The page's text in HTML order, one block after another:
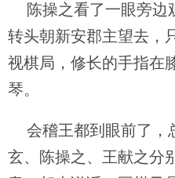
陈操之看了一眼旁边
转头朝新安郡主望去，
视棋局，修长的手指在
琴。
会稽王都到眼前了，
玄、陈操之、王献之分